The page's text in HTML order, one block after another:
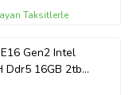
Taksitlerle
Gen2 Intel
Ddr5 16GB 2tb
16" Wuxga IPS